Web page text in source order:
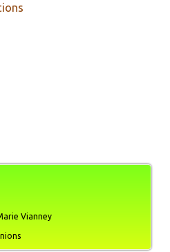
Vianney